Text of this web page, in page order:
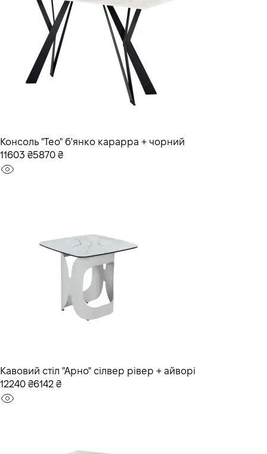
Консоль "Тео" б'янко карарра + чорний
11603 ₴5870 ₴
Кавовий стіл "Арно" сілвер рівер + айворі
12240 ₴6142 ₴